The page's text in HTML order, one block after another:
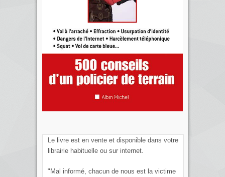
Le livre est en vente et disponible dans votre
librairie habituelle ou sur internet.
"Mal informé, chacun de nous est la victime